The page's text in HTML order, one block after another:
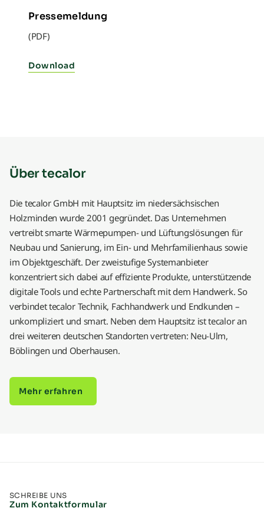
Pressemeldung
(PDF)
Download
Über tecalor
Die tecalor GmbH mit Hauptsitz im niedersächsischen
Holzminden wurde 2001 gegründet. Das Unternehmen
vertreibt smarte Wärmepumpen- und Lüftungslösungen für
Neubau und Sanierung, im Ein- und Mehrfamilienhaus sowie
im Objektgeschäft. Der zweistufige Systemanbieter
konzentriert sich dabei auf effiziente Produkte, unterstützende
digitale Tools und echte Partnerschaft mit dem Handwerk. So
verbindet tecalor Technik, Fachhandwerk und Endkunden –
unkompliziert und smart. Neben dem Hauptsitz ist tecalor an
drei weiteren deutschen Standorten vertreten: Neu-Ulm,
Böblingen und Oberhausen.
Mehr erfahren
SCHREIBE UNS
Zum Kontaktformular